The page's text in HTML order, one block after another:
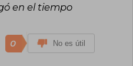
en el tiempo
0 No es útil